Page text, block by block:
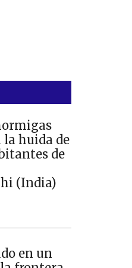
la huida de
de
(India)
en un